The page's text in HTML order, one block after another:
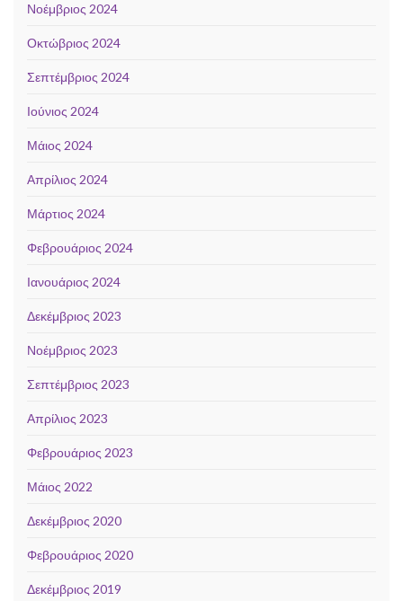
Νοέμβριος 2024
Οκτώβριος 2024
Σεπτέμβριος 2024
Ιούνιος 2024
Μάιος 2024
Απρίλιος 2024
Μάρτιος 2024
Φεβρουάριος 2024
Ιανουάριος 2024
Δεκέμβριος 2023
Νοέμβριος 2023
Σεπτέμβριος 2023
Απρίλιος 2023
Φεβρουάριος 2023
Μάιος 2022
Δεκέμβριος 2020
Φεβρουάριος 2020
Δεκέμβριος 2019